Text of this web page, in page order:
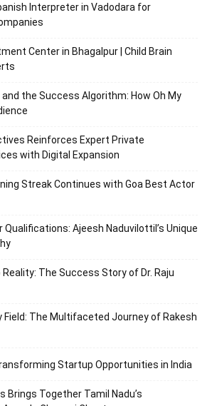
Interpreter in Vadodara for
Center in Bhagalpur | Child Brain
the Success Algorithm: How Oh My
Reinforces Expert Private
with Digital Expansion
Streak Continues with Goa Best Actor
Qualifications: Ajeesh Naduvilottil’s Unique
The Success Story of Dr. Raju
Field: The Multifaceted Journey of Rakesh
Startup Opportunities in India
Brings Together Tamil Nadu’s